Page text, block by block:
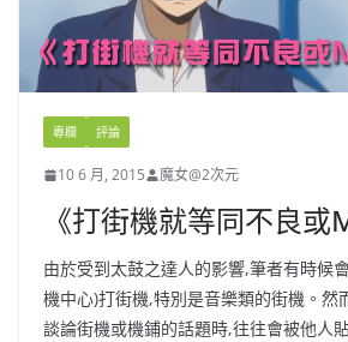
專欄 評論
10 6 月, 2015 魔女@2次元
《打街機就等同不良或
由於受到太鼓之達人的影響,筆者有時候
機中心)打街機,特別是音樂類的街機。然
談論街機或機鋪的話題時,往往會被他人